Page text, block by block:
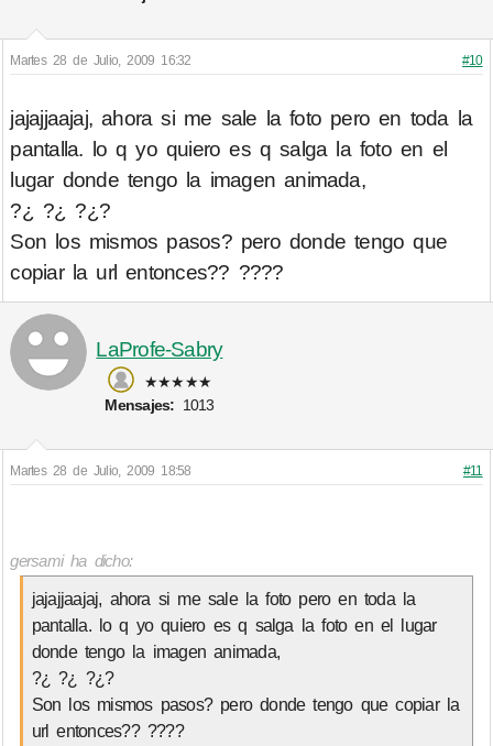
Martes 28 de Julio, 2009 16:32 #10
jajajjaajaj, ahora si me sale la foto pero en toda la
pantalla. lo q yo quiero es q salga la foto en el
lugar donde tengo la imagen animada,
?¿ ?¿ ?¿?
Son los mismos pasos? pero donde tengo que
copiar la url entonces?? ????
LaProfe-Sabry
★★★★★
Mensajes: 1013
Martes 28 de Julio, 2009 18:58 #11
gersami ha dicho:
jajajjaajaj, ahora si me sale la foto pero en toda la
pantalla. lo q yo quiero es q salga la foto en el lugar
donde tengo la imagen animada,
?¿ ?¿ ?¿?
Son los mismos pasos? pero donde tengo que copiar la
url entonces?? ????